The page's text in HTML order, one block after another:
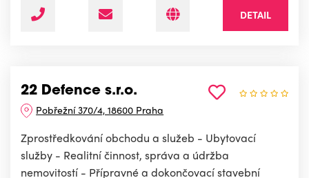
DETAIL
22 Defence s.r.o.
Pobřežní 370/4, 18600 Praha
Zprostředkování obchodu a služeb - Ubytovací
služby - Realitní činnost, správa a údržba
nemovitostí - Přípravné a dokončovací stavební